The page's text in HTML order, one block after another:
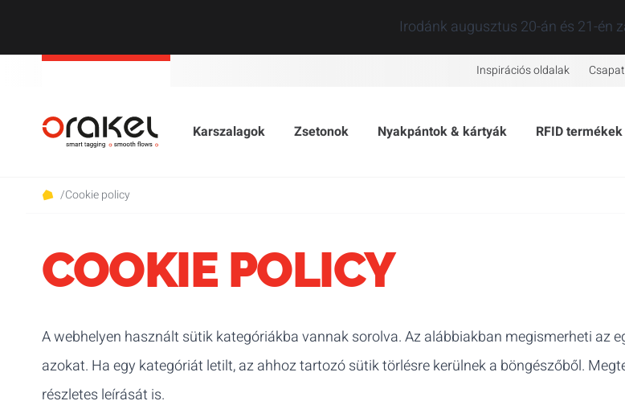
Irodánk augusztus 20-án és 21-én
Inspirációs oldalak
Karszalagok Zsetonok Nyakpántok & kártyák RFID termékek
/Cookie policy
COOKIE POLICY
A webhelyen használt sütik kategóriákba vannak sorolva. Az alábbiakban megismerheti az
azokat. Ha egy kategóriát letilt, az ahhoz tartozó sütik törlésre kerülnek a böngészőből.
részletes leírását is.